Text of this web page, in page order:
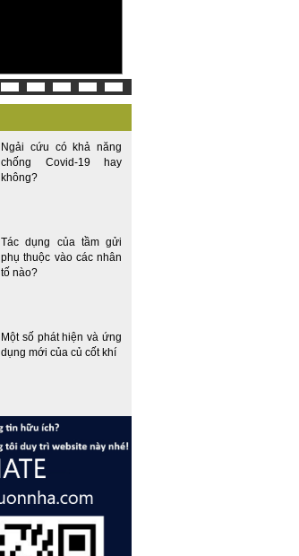
Ngải cứu có khả năng
chống Covid-19 hay
không?
Tác dụng của tầm gửi
phụ thuộc vào các nhân
tố nào?
Một số phát hiện và ứng
dụng mới của củ cốt khí